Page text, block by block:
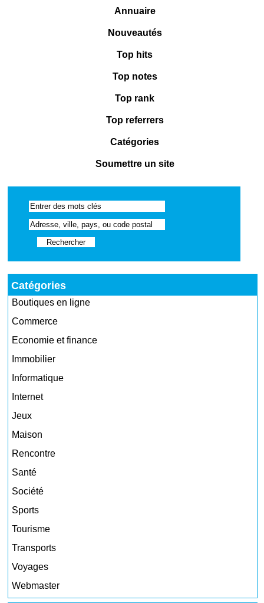
Annuaire
Nouveautés
Top hits
Top notes
Top rank
Top referrers
Catégories
Soumettre un site
Catégories
Boutiques en ligne
Commerce
Economie et finance
Immobilier
Informatique
Internet
Jeux
Maison
Rencontre
Santé
Société
Sports
Tourisme
Transports
Voyages
Webmaster